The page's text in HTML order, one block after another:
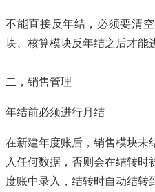
不能直接反年结，必须要清
块、核算模块反年结之后才能
二，销售管理
年结前必须进行月结
在新建年度账后，销售模块未
入任何数据，否则会在结转
度账中录入，结转时自动结转